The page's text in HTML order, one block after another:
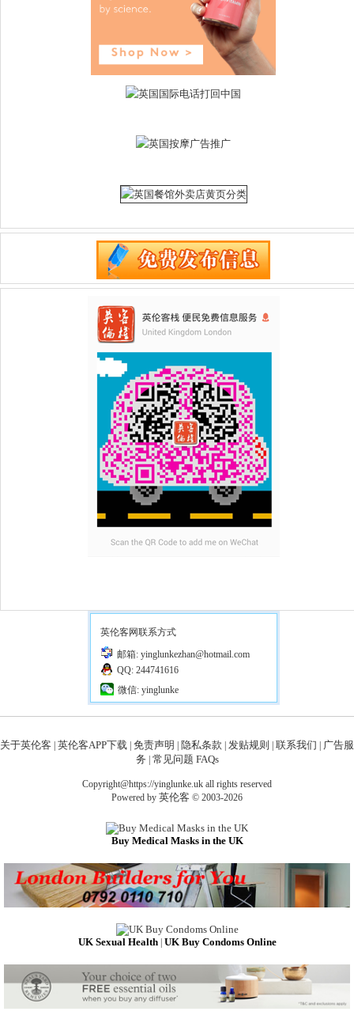
英伦客网联系方式
邮箱: yinglunkezhan@hotmail.com
QQ: 244741616
微信: yinglunke
关于英伦客 英伦客APP下载 免责声明 隐私条款 发贴规则 联系我们
广告服
务 常见问题 FAQs
Copyright@https://yinglunke.uk all rights reserved
Powered by 英伦客 © 2003-2026
Buy Medical Masks in the UK
UK Sexual Health| UK Buy Condoms Online